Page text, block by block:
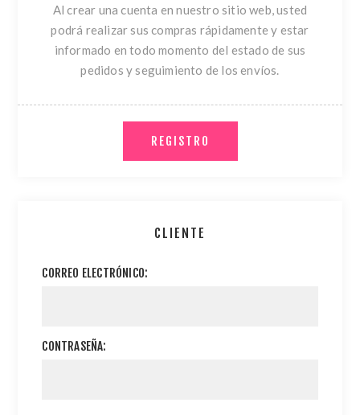
Al crear una cuenta en nuestro sitio web, usted
podrá realizar sus compras rápidamente y estar
informado en todo momento del estado de sus
pedidos y seguimiento de los envíos.
CLIENTE
CORREO ELECTRÓNICO:
CONTRASEÑA: